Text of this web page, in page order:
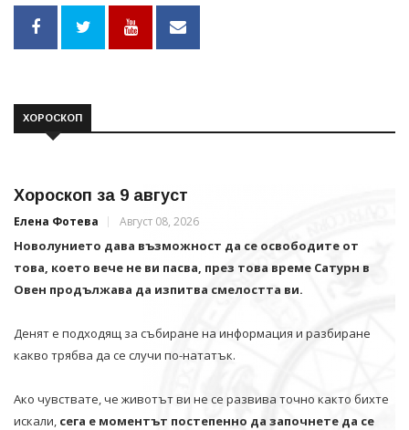
ХОРОСКОП
Хороскоп за 9 август
Елена Фотева Август 08, 2026
Новолунието дава възможност да се освободите от
това, което вече не ви пасва, през това време Сатурн в
Овен продължава да изпитва смелостта ви.
Денят е подходящ за събиране на информация и разбиране
какво трябва да се случи по-нататък.
Ако чувствате, че животът ви не се развива точно както бихте
искали, сега е моментът постепенно да започнете да се